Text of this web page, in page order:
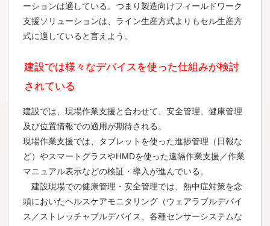
ーションは適している。つまり製造向けフィールドワーク
支援ソリューションは、ライン生産方式よりもセル生産方
式に適していると言えよう。
建設では様々なデバイスを使った仕組みが検討
されている
建設では、現場作業支援と合わせて、安全管理、健康管理
及び位置情報での適用が期待される。
現場作業支援では、タブレットを使った進捗管理（日報な
ど）やスマートグラスやHMDを使った遠隔作業支援／作業
マニュアル表示などの検証・導入が進んでいる。
建設現場での健康管理・安全管理では、熱中症対策を念
頭においたヘルスケアモニタリング（ウェアラブルデバイ
ス／ストレッチャブルデバイス、各種センサーシステムな